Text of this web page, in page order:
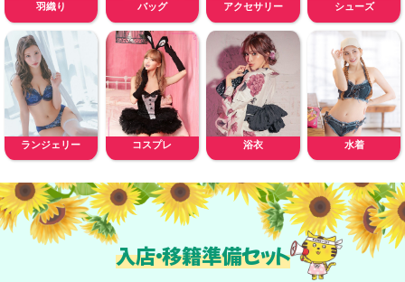
羽織り バッグ アクセサリー シューズ
ランジェリー コスプレ 浴衣 水着
入店・移籍準備セット